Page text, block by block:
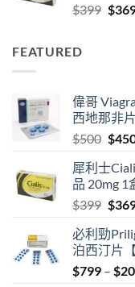
$399 $
FEATURED
偉哥
西地那非
$500
was:
$
犀利士
品 20mg 1
$399
was:
$
必利勁
泊西汀片
$799 – $